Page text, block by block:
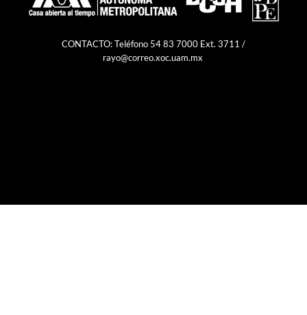
CONTACTO: Teléfono 54 83 7000 Ext. 3711 /
rayo@correo.xoc.uam.mx